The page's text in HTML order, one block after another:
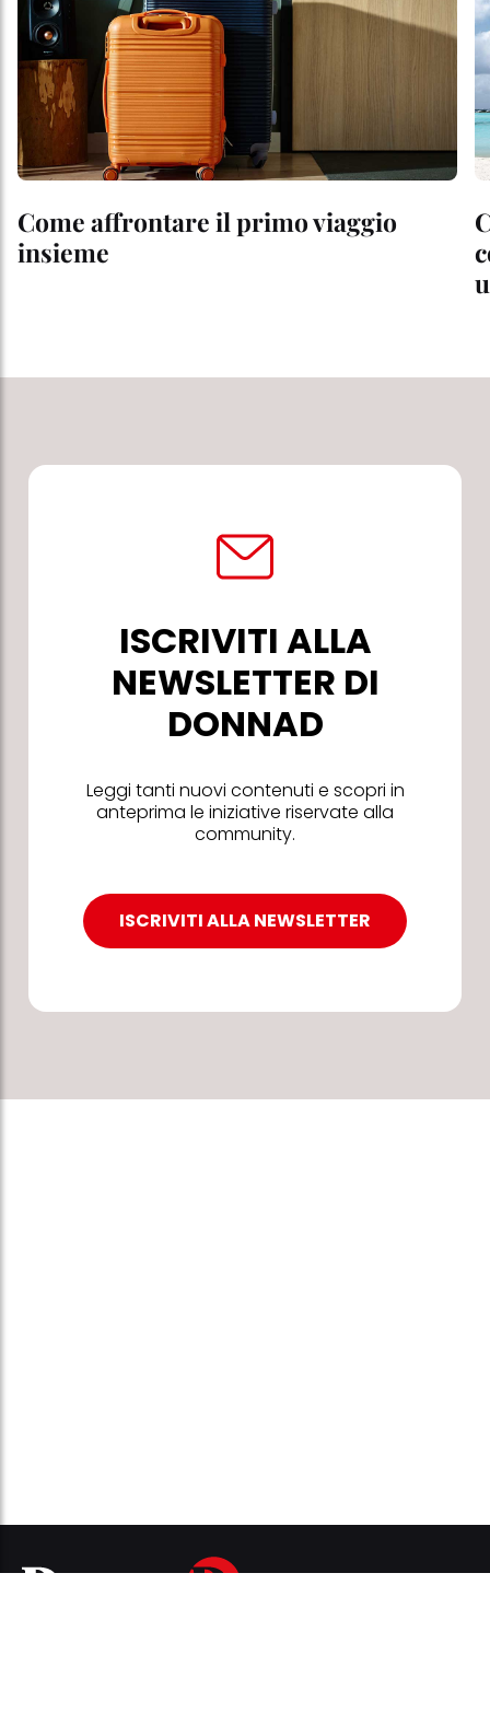
Come affrontare il primo viaggio
insieme
ISCRIVITI ALLA
NEWSLETTER DI
DONNAD
Leggi tanti nuovi contenuti e scopri in
anteprima le iniziative riservate alla
community.
ISCRIVITI ALLA NEWSLETTER